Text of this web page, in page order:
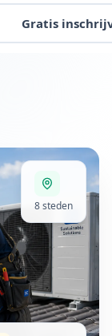
Gratis
8 steden